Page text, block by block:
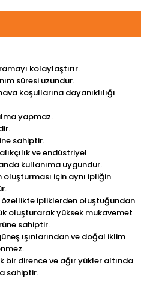
kolaylaştırır.
süresi uzundur.
koşullarına dayanıklılığı
yapmaz.
sahiptir.
ve endüstriyel
kullanıma uygundur.
için aynı ipliğin
özellikte ipliklerden oluştuğundan
oluşturarak yüksek mukavemet
sahiptir.
ışınlarından ve doğal iklim
bir dirence ve ağır yükler altında
sahiptir.